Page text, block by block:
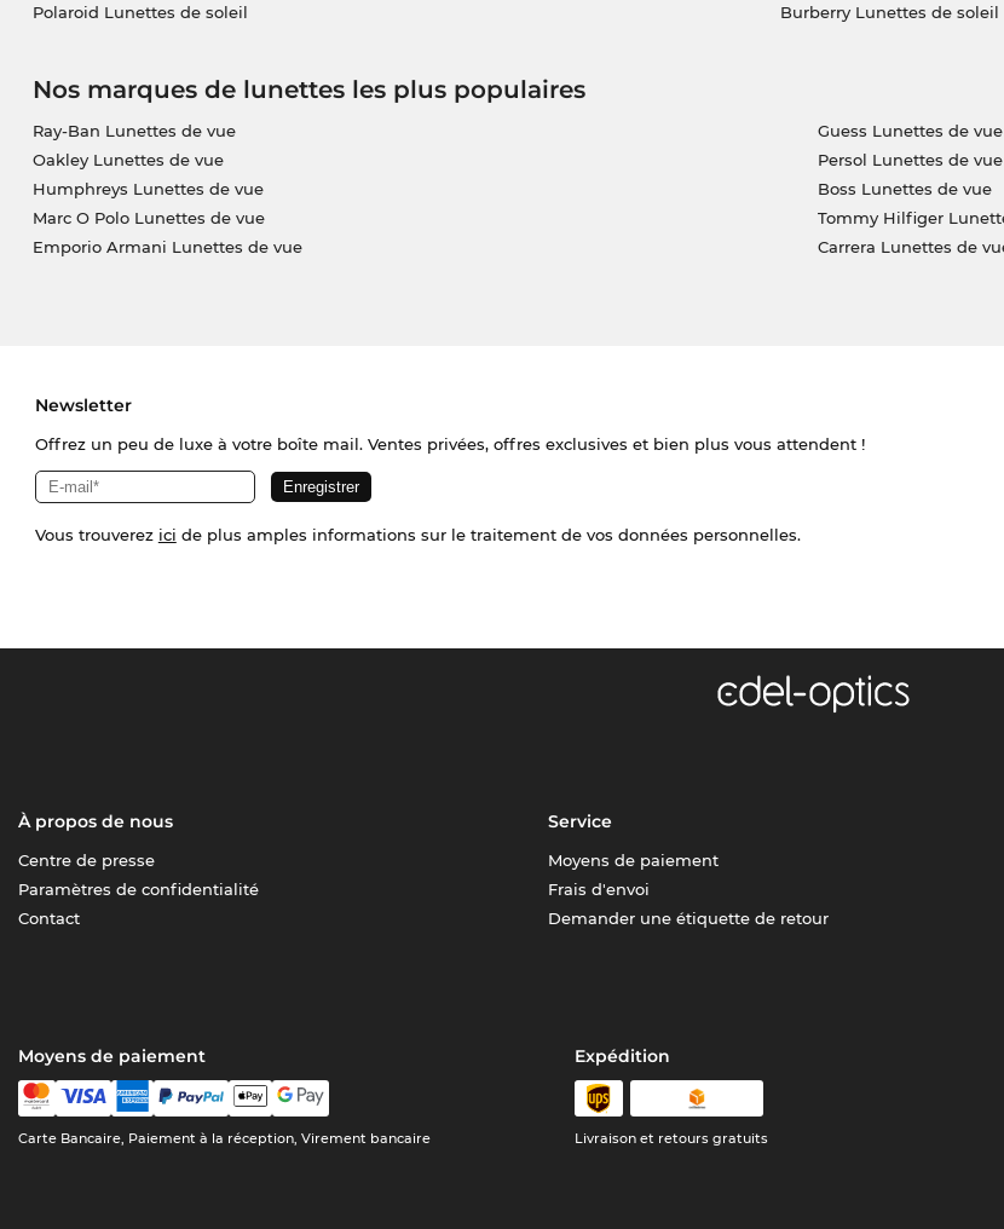
Polaroid Lunettes de soleil
Burberry Lunettes de soleil
Nos marques de lunettes les plus populaires
Ray-Ban Lunettes de vue
Oakley Lunettes de vue
Humphreys Lunettes de vue
Marc O Polo Lunettes de vue
Emporio Armani Lunettes de vue
Guess Lunettes de vue
Persol Lunettes de vue
Boss Lunettes de vue
Tommy Hilfiger
Carrera Lunettes de
Newsletter
Offrez un peu de luxe à votre boîte mail. Ventes privées, offres exclusives et bien plus vous attendent !
Vous trouverez ici de plus amples informations sur le traitement de vos données personnelles.
À propos de nous
Centre de presse
Paramètres de confidentialité
Contact
Service
Moyens de paiement
Frais d'envoi
Demander une étiquette de retour
Moyens de paiement
Carte Bancaire, Paiement à la réception, Virement bancaire
Expédition
Livraison et retours gratuits